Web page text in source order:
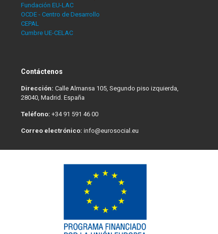
Fundación EU-LAC
OCDE - Centro de Desarrollo
CEPAL
Cumbre UE-CELAC
Contáctenos
Dirección: Calle Almansa 105, Segundo piso izquierda,
28040, Madrid. España
Teléfono: +34 91 591 46 00
Correo electrónico: info@eurosocial.eu